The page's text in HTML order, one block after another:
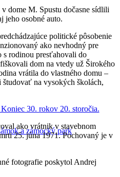
a zámocký park
dome M. Spustu dočasne sídlili
jeho osobné auto.
politické pôsobenie
ako nevhodný pre
s rodinou presťahovali do
dom na vtedy už Širokého
vrátila do vlastného domu –
na vysokých školách,
ako vrátnik v stavebnom
25. júna 1971. Pochovaný je v
fotografie poskytol Andrej